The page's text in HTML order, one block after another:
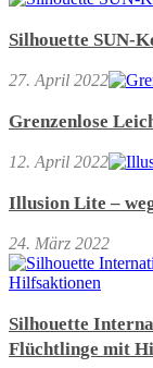
Silhouette SUN-
27. April 2022
Grenzenlose
12. April 2022
Illusion Lite –
24. März 2022
Silhouette
Flüchtlinge mit